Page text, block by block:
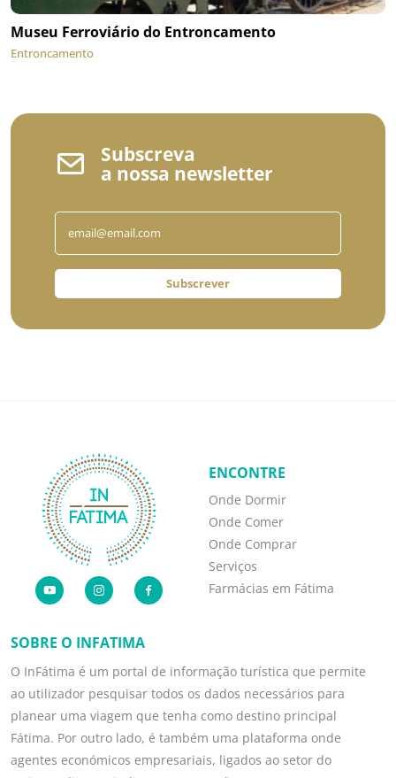
Museu Ferroviário do Entroncamento
Entroncamento
Subscreva
a nossa newsletter
Subscrever
SOBRE O INFATIMA
O InFátima é um portal de informação turística que permite
ao utilizador pesquisar todos os dados necessários para
planear uma viagem que tenha como destino principal
Fátima. Por outro lado, é também uma plataforma onde
agentes económicos empresariais, ligados ao setor do
ENCONTRE
Onde Dormir
Onde Comer
Onde Comprar
Serviços
Farmácias em Fátima